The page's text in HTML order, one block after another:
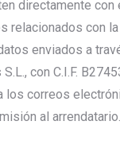
directamente
relacionados con
enviados a
con C.I.F.
los correos
al arrendatario.